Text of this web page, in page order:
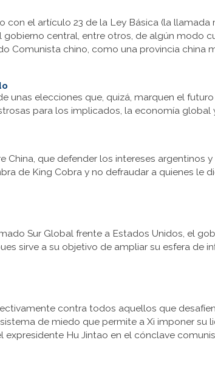
el artículo 23 de la Ley Básica (la llamada
central, entre otros, de algún modo
Comunista chino, como una provincia china
elecciones que, quizá, marquen el
para los implicados, la economía global
que defender los intereses argentinos
de King Cobra y no defraudar a quienes le
Sur Global frente a Estados Unidos, el
sirve a su objetivo de ampliar su esfera de
contra todos aquellos que
de miedo que permite a Xi imponer su
Hu Jintao en el cónclave